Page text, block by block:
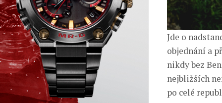
Jde o
objednání a
nikdy bez
nejbližších
po celé